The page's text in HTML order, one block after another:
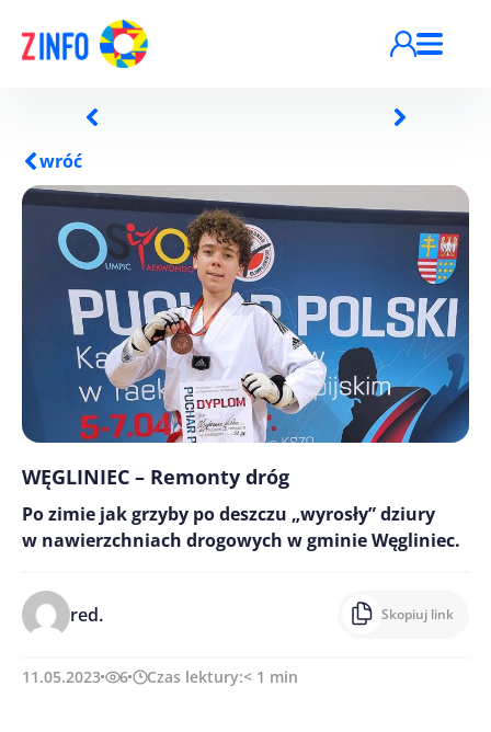
wróć
WĘGLINIEC – Remonty dróg
Po zimie jak grzyby po deszczu „wyrosły” dziury
w nawierzchniach drogowych w gminie Węgliniec.
red. Skopiuj link
11.05.2023 6 Czas lektury:< 1 min